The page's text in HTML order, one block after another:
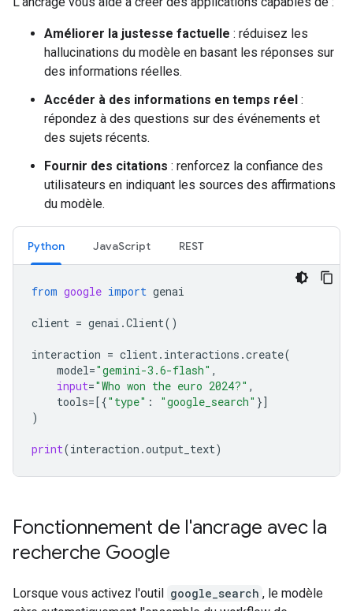
Améliorer la justesse factuelle : réduisez les
hallucinations du modèle en basant les réponses sur
des informations réelles.
Accéder à des informations en temps réel :
répondez à des questions sur des événements et
des sujets récents.
Fournir des citations : renforcez la confiance des
utilisateurs en indiquant les sources des affirmations
du modèle.
Python JavaScript REST
from google import genai
client = genai .Client()
interaction = client. interactions .create(
model="gemini-3.6-flash" ,
input="Who won the euro 2024?" ,
tools=[{"type" : "google_search" }]
)
print(interaction .output_text)
Fonctionnement de l'ancrage avec la
recherche Google
Lorsque vous activez l'outil google_search , le modèle